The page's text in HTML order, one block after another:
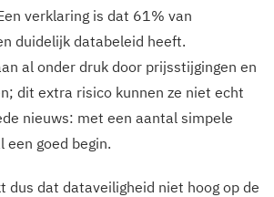
verklaring is dat 61% van
duidelijk databeleid heeft.
al onder druk door prijsstijgingen en
dit extra risico kunnen ze niet echt
nieuws: met een aantal simpele
een goed begin.
dus dat dataveiligheid niet hoog op de